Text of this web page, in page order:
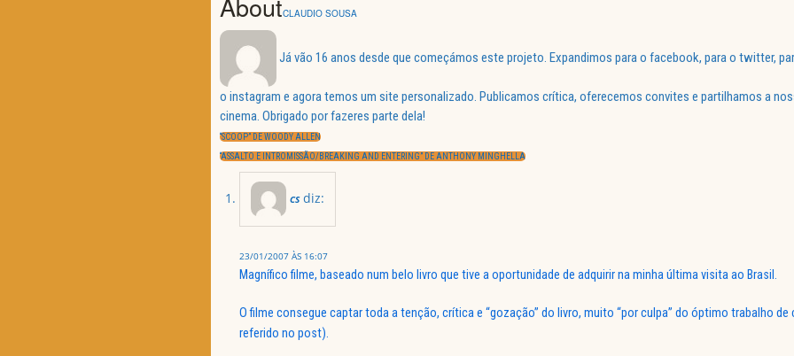
AboutCLAUDIO SOUSA
Já vão 16 anos desde que começámos este projeto. Expandimos para o facebook, para o twitter,
o instagram e agora temos um site personalizado. Publicamos crítica, oferecemos convites e partilhamos a
cinema. Obrigado por fazeres parte dela!
Navegação
de
artigos
PREVIOUS
“SCOOP” DE WOODY ALLEN
NEXT
“ASSALTO E INTROMISSÃO/BREAKING AND ENTERING” DE ANTHONY MINGHELLA
CS diz:
23/01/2007 ÀS 16:07
Magnífico filme, baseado num belo livro que tive a oportunidade de adquirir na minha última visita ao Brasil.
O filme consegue captar toda a tenção, crítica e “gozação” do livro, muito “por culpa” do óptimo trabalho de
referido no post).